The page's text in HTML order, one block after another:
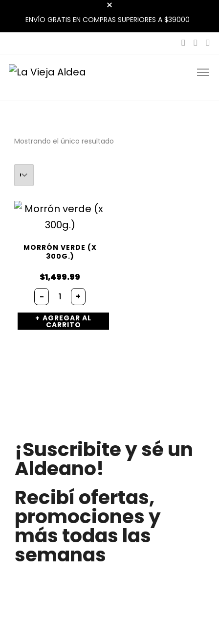
ENVÍO GRATIS EN COMPRAS SUPERIORES A $39000
La Vieja Aldea
Tu Mercado Natural Cerca
Mostrando el único resultado
MORRÓN VERDE (X
300G.)
$1,499.99
-
+
AGREGAR AL
CARRITO
¡Suscribite y sé un
Aldeano!
Recibí ofertas,
promociones y
más todas las
semanas